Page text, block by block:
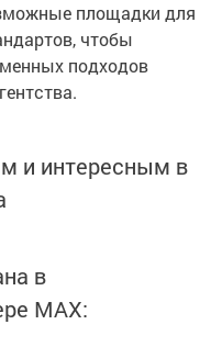
площадки для
чтобы
подходов
и интересным в
в
MАХ: